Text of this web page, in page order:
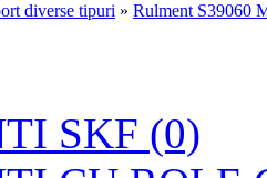
diverse tipuri » Rulment S39060
SKF (0)